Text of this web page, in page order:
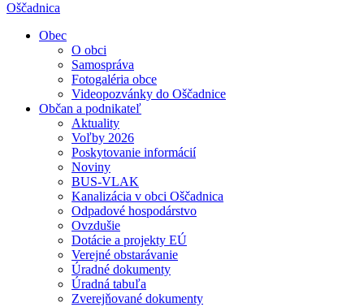
Oščadnica
Obec
O obci
Samospráva
Fotogaléria obce
Videopozvánky do Oščadnice
Občan a podnikateľ
Aktuality
Voľby 2026
Poskytovanie informácií
Noviny
BUS-VLAK
Kanalizácia v obci Oščadnica
Odpadové hospodárstvo
Ovzdušie
Dotácie a projekty EÚ
Verejné obstarávanie
Úradné dokumenty
Úradná tabuľa
Zverejňované dokumenty